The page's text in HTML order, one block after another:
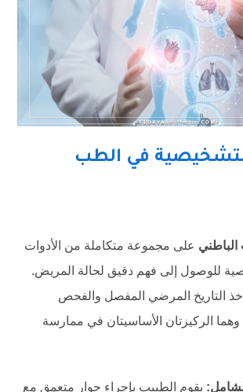
في الطب
الباطني على مجموعة متكاملة من الأدوات
للوصول إلى فهم دقيق لحالة المريض.
بأخذ التاريخ المرضي المفصل والفحص
الركيزتان الأساسيتان في ممارسة
يقوم الطبيب بإجراء حوار متعمق مع